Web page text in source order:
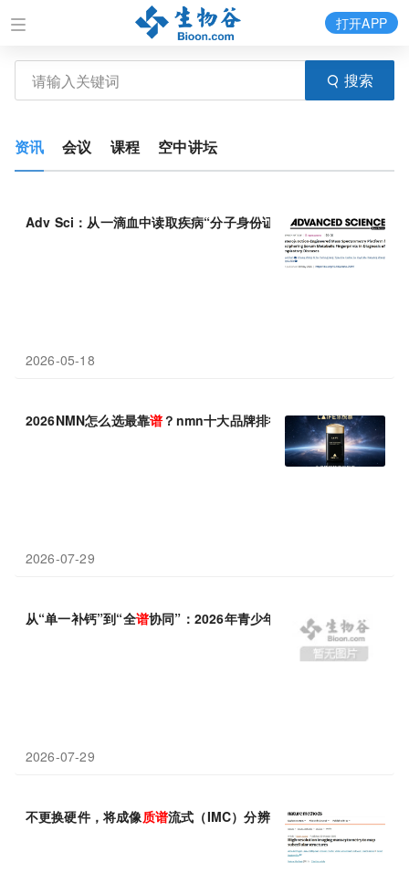
搜索
打开APP
资讯 会议 课程 空中讲坛
Adv Sci：从一滴血中读取疾病“分子身份证”，新型质谱平台成呼
2026-05-18
2026NMN怎么选最靠谱？nmn十大品牌排行榜实测，改善肤质
2026-07-29
从“单一补钙”到“全谱协同”：2026年青少年长高赖氨酸靠 谱
2026-07-29
不更换硬件，将成像质谱流式（IMC）分辨率推向350纳米